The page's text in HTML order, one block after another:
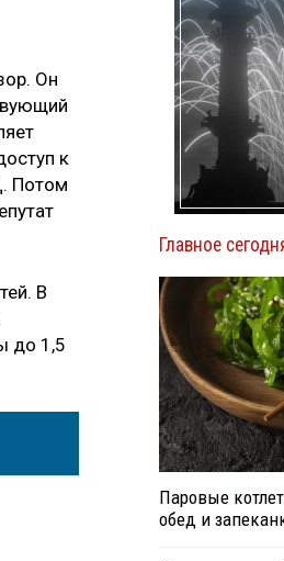
Он
к
Потом
В
до 1,5
Главное
Паровые
обед и